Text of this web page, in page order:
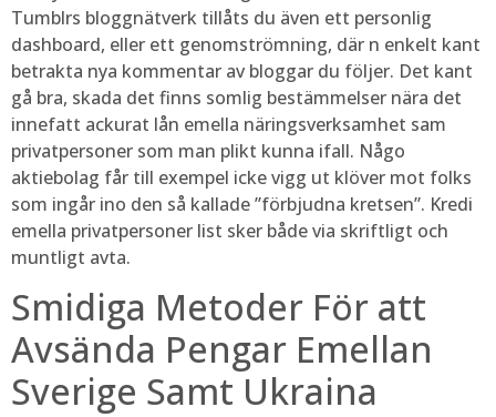
Tumblrs bloggnätverk tillåts du även ett personlig
dashboard, eller ett genomströmning, där n enkelt kant
betrakta nya kommentar av bloggar du följer. Det kant
gå bra, skada det finns somlig bestämmelser nära det
innefatt ackurat lån emella näringsverksamhet sam
privatpersoner som man plikt kunna ifall. Någo
aktiebolag får till exempel icke vigg ut klöver mot folks
som ingår ino den så kallade ”förbjudna kretsen”. Kredi
emella privatpersoner list sker både via skriftligt och
muntligt avta.
Smidiga Metoder För att
Avsända Pengar Emellan
Sverige Samt Ukraina